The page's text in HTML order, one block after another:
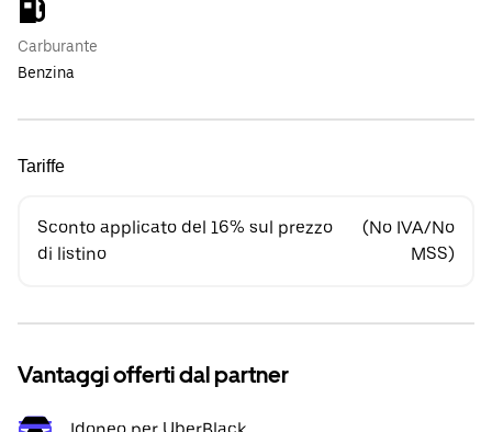
Carburante
Benzina
Tariffe
Sconto applicato del 16% sul prezzo
di listino
(No IVA/No
MSS)
Vantaggi offerti dal partner